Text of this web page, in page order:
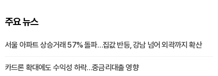
주요 뉴스
서울 아파트 상승거래 57% 돌파…집값 반등, 강남 넘어 외곽까지 확산
카드론 확대에도 수익성 하락…중금리대출 영향